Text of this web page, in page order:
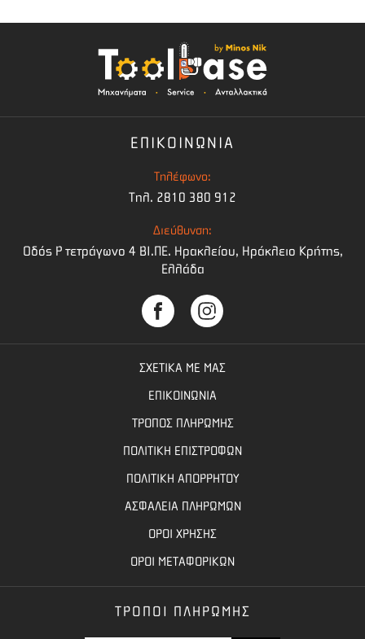
ΕΠΙΚΟΙΝΩΝΙΑ
Τηλέφωνο:
Τηλ. 2810 380 912
Διεύθυνση:
Οδός Ρ τετράγωνο 4 BI.ΠΕ. Ηρακλείου, Ηράκλειο Κρήτης,
Ελλάδα
ΣΧΕΤΙΚΑ ΜΕ ΜΑΣ
ΕΠΙΚΟΙΝΩΝΙΑ
ΤΡΟΠΟΣ ΠΛΗΡΩΜΗΣ
ΠΟΛΙΤΙΚΗ ΕΠΙΣΤΡΟΦΩΝ
ΠΟΛΙΤΙΚΗ ΑΠΟΡΡΗΤΟΥ
ΑΣΦΑΛΕΙΑ ΠΛΗΡΩΜΩΝ
ΟΡΟΙ ΧΡΗΣΗΣ
ΟΡΟΙ ΜΕΤΑΦΟΡΙΚΩΝ
ΤΡΟΠΟΙ ΠΛΗΡΩΜΗΣ